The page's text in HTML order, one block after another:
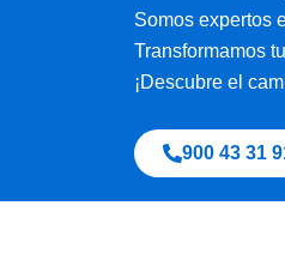
Somos expertos
Transformamos
¡Descubre el
900 43 31